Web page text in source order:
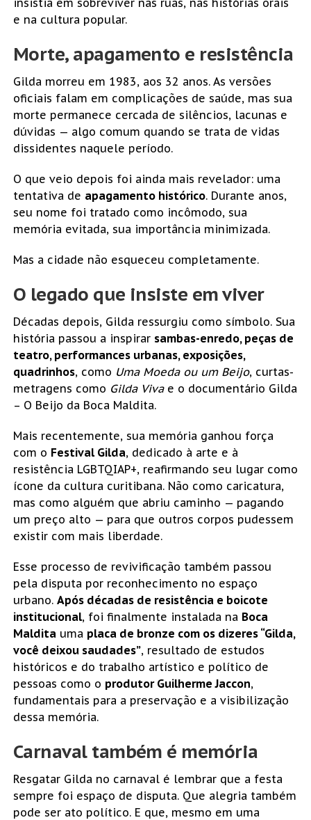
e na cultura popular.
Morte, apagamento e resistência
Gilda morreu em 1983, aos 32 anos. As versões
oficiais falam em complicações de saúde, mas sua
morte permanece cercada de silêncios, lacunas e
dúvidas — algo comum quando se trata de vidas
dissidentes naquele período.
O que veio depois foi ainda mais revelador: uma
tentativa de apagamento histórico. Durante anos,
seu nome foi tratado como incômodo, sua
memória evitada, sua importância minimizada.
Mas a cidade não esqueceu completamente.
O legado que insiste em viver
Décadas depois, Gilda ressurgiu como símbolo. Sua
história passou a inspirar sambas-enredo, peças de
teatro, performances urbanas, exposições,
quadrinhos, como Uma Moeda ou um Beijo, curtas-
metragens como Gilda Vivae o documentário Gilda
– O Beijo da Boca Maldita.
Mais recentemente, sua memória ganhou força
com o Festival Gilda, dedicado à arte e à
resistência LGBTQIAP+, reafirmando seu lugar como
ícone da cultura curitibana. Não como caricatura,
mas como alguém que abriu caminho — pagando
um preço alto — para que outros corpos pudessem
existir com mais liberdade.
Esse processo de revivificação também passou
pela disputa por reconhecimento no espaço
urbano. Após décadas de resistência e boicote
institucional, foi finalmente instalada na Boca
Maldita uma placa de bronze com os dizeres “Gilda,
você deixou saudades”, resultado de estudos
históricos e do trabalho artístico e político de
pessoas como o produtor Guilherme Jaccon,
fundamentais para a preservação e a visibilização
dessa memória.
Carnaval também é memória
Resgatar Gilda no carnaval é lembrar que a festa
sempre foi espaço de disputa. Que alegria também
pode ser ato político. E que, mesmo em uma